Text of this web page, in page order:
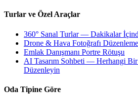
Turlar ve Özel Araçlar
360° Sanal Turlar — Dakikalar
Drone & Hava Fotoğrafı
Emlak Danışmanı Portre Rötuşu
AI Tasarım Sohbeti — Herhangi
Düzenleyin
Oda Tipine Göre